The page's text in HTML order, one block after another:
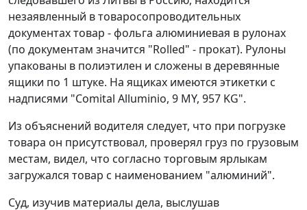
незаявленный в товаросопроводительных
документах товар - фольга алюминиевая в рулонах
(по документам значится "Rolled" - прокат). Рулоны
упакованы в полиэтилен и сложены в деревянные
ящики по 1 штуке. На ящиках имеются этикетки с
надписями "Comital Alluminio, 9 MY, 957 KG".
Из объяснений водителя следует, что при погрузке
товара он присутствовал, проверял груз по грузовым
местам, видел, что согласно торговым ярлыкам
загружался товар с наименованием "алюминий".
Суд, изучив материалы дела, выслушав